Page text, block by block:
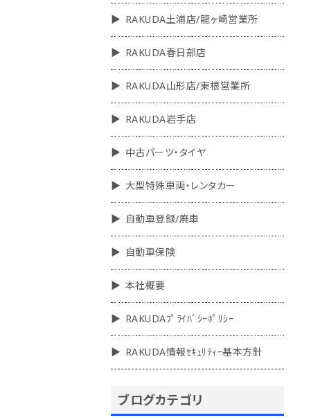
RAKUDA土浦店/龍ヶ崎営業所
RAKUDA春日部店
RAKUDA山形店/東根営業所
RAKUDA岩手店
中古パーツ・タイヤ
大型特殊車両・レンタカー
自動車登録/廃車
自動車保険
本社概要
RAKUDAﾌﾟﾗｲﾊﾞｼｰﾎﾟﾘｼｰ
RAKUDA情報ｾｷｭﾘﾃｨｰ基本方針
ブログカテゴリ